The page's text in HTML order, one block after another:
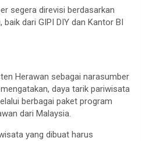
segera direvisi berdasarkan
dari GIPI DIY dan Kantor BI
Herawan sebagai narasumber
daya tarik pariwisata
berbagai paket program
dari Malaysia.
yang dibuat harus